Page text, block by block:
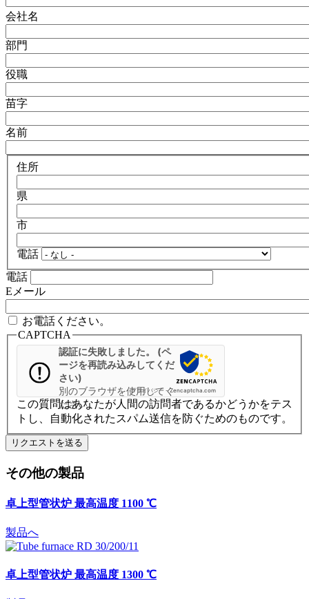
会社名
部門
役職
苗字
名前
住所
県
市
電話
電話
Eメール
お電話ください。
CAPTCHA
認証に失敗しました。 (ペ
ージを再読み込みしてくだ
さい)
別のブラウザを使用してく
ださい
プライバシー -Zencaptcha.com
この質問はあなたが人間の訪問者であるかどうかをテス
トし、自動化されたスパム送信を防ぐためのものです。
その他の製品
卓上型管状炉 最高温度 1100 ℃
製品へ
卓上型管状炉 最高温度 1300 ℃